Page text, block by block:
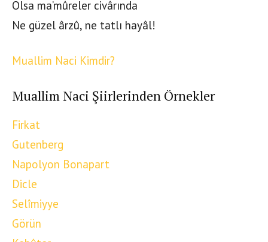
Olsa ma’mûreler civârında
Ne güzel ârzû, ne tatlı hayâl!
Muallim Naci Kimdir?
Muallim Naci Şiirlerinden Örnekler
Firkat
Gutenberg
Napolyon Bonapart
Dicle
Selîmiyye
Görün